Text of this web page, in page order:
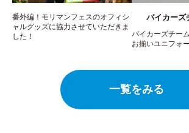
番外編！モリマンフェスのオフィシ
ャルグッズに協力させていただきま
した！
バイカーズ
バイカーズチー
お揃いユニフォ
一覧をみる